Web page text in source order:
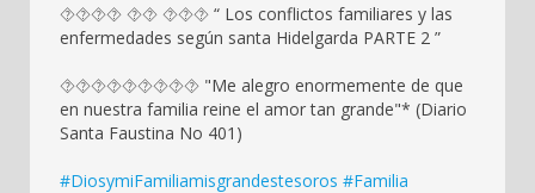
⯑⯑⯑⯑ ⯑⯑ ⯑⯑⯑ “ Los conflictos familiares y las
enfermedades según santa Hidelgarda PARTE 2 ”
⯑⯑⯑⯑⯑⯑⯑⯑⯑ "Me alegro enormemente de que
en nuestra familia reine el amor tan grande"* (Diario
Santa Faustina No 401)
#DiosymiFamiliamisgrandestesoros #Familia